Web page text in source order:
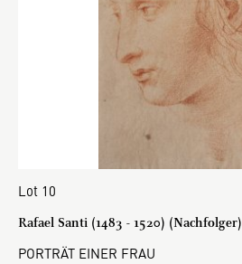
Lot 10
Rafael Santi (1483 - 1520) (Nachfolger)
PORTRÄT EINER FRAU